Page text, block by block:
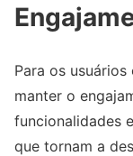
Para os
manter o
funcionalidades
que tornam a